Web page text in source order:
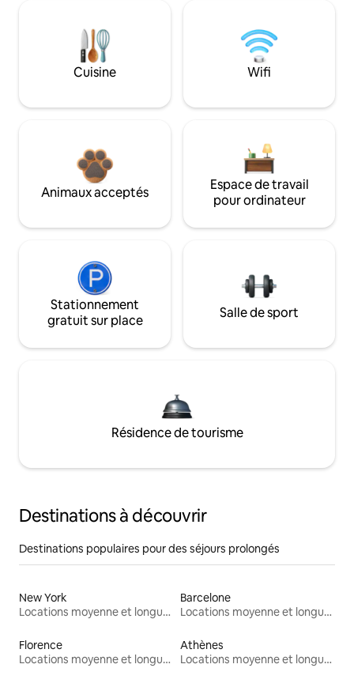
Cuisine Wifi
Animaux acceptés
Espace de travail
pour ordinateur
Stationnement
gratuit sur place
Salle de sport
Résidence de tourisme
Destinations à découvrir
Destinations populaires pour des séjours prolongés
New York
Locations moyenne et longue durée
Barcelone
Locations moyenne et longue durée
Florence
Locations moyenne et longue durée
Athènes
Locations moyenne et longue durée